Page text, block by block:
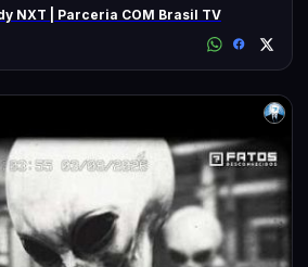
NXT | Parceria COM Brasil TV